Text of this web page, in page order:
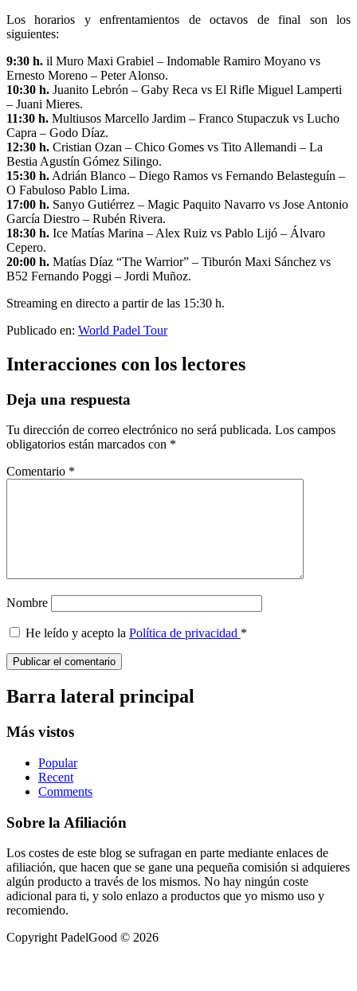
Los horarios y enfrentamientos de octavos de final son los
siguientes:
9:30 h. il Muro Maxi Grabiel – Indomable Ramiro Moyano vs
Ernesto Moreno – Peter Alonso.
10:30 h. Juanito Lebrón – Gaby Reca vs El Rifle Miguel Lamperti
– Juani Mieres.
11:30 h. Multiusos Marcello Jardim – Franco Stupaczuk vs Lucho
Capra – Godo Díaz.
12:30 h. Cristian Ozan – Chico Gomes vs Tito Allemandi – La
Bestia Agustín Gómez Silingo.
15:30 h. Adrián Blanco – Diego Ramos vs Fernando Belasteguín –
O Fabuloso Pablo Lima.
17:00 h. Sanyo Gutiérrez – Magic Paquito Navarro vs Jose Antonio
García Diestro – Rubén Rivera.
18:30 h. Ice Matías Marina – Alex Ruiz vs Pablo Lijó – Álvaro
Cepero.
20:00 h. Matías Díaz “The Warrior” – Tiburón Maxi Sánchez vs
B52 Fernando Poggi – Jordi Muñoz.
Streaming en directo a partir de las 15:30 h.
Publicado en: World Padel Tour
Interacciones con los lectores
Deja una respuesta
Tu dirección de correo electrónico no será publicada. Los campos
obligatorios están marcados con *
Comentario *
Nombre
He leído y acepto la Política de privacidad *
Barra lateral principal
Más vistos
Popular
Recent
Comments
Sobre la Afiliación
Los costes de este blog se sufragan en parte mediante enlaces de
afiliación, que hacen que se gane una pequeña comisión si adquieres
algún producto a través de los mismos. No hay ningún coste
adicional para ti, y solo enlazo a productos que yo mismo uso y
recomiendo.
Copyright PadelGood © 2026